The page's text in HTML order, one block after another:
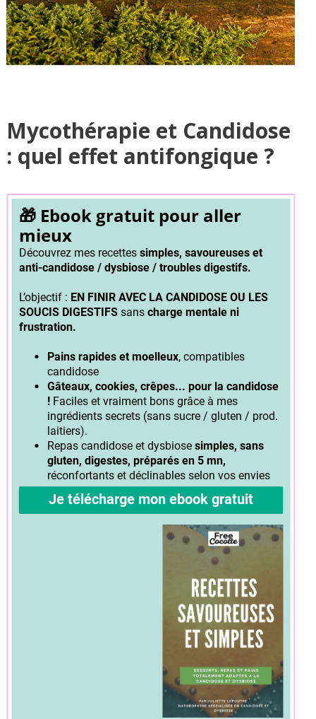
Mycothérapie et Candidose
: quel effet antifongique ?